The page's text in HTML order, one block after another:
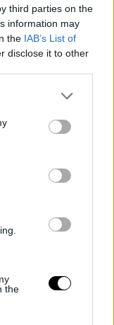
third parties on the
information may
the IAB’s List of
disclose it to other
or more Google
You may click to
party tags to
in below Google
the
rá.
mindezt
volt könnyű, de
és
rájöttem,
és én
le a kanapéra. A
tudtam,
értékelem,
az értékemre.